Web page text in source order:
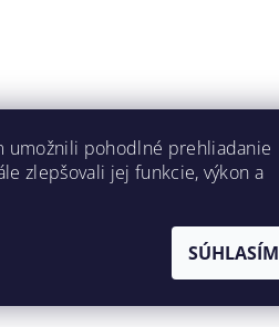
umožnili pohodlné prehliadanie
zlepšovali jej funkcie, výkon a
SÚHLASÍM